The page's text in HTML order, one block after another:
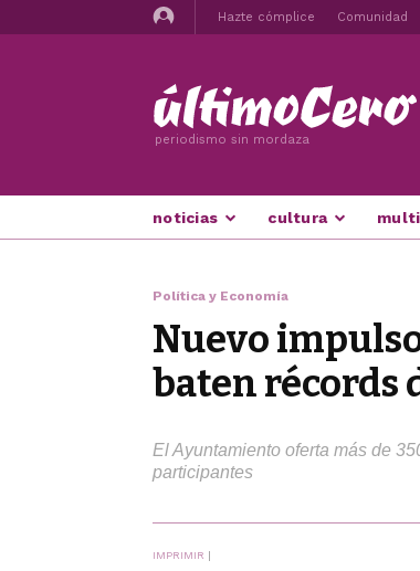
Hazte cómplice Comunidad
periodismo sin mordaza
noticias cultura
Política y Economía
Nuevo
baten récords
El Ayuntamiento oferta más de
participantes
IMPRIMIR |